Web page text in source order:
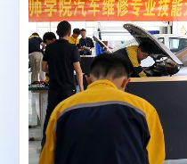
试、配方肥精准配置、灌
依次完成管道安装、设备
队分别介绍了自己的方案
心得，...